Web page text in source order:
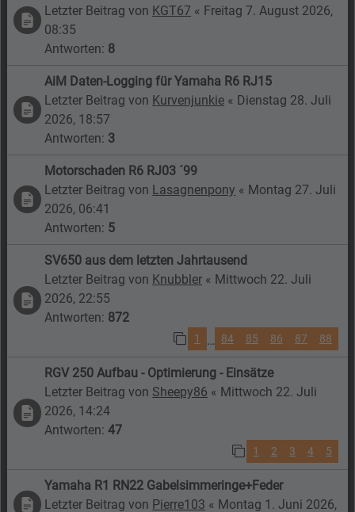
Letzter Beitrag von KGT67 « Freitag 7. August 2026,
08:35
Antworten: 8
AiM Daten-Logging für Yamaha R6 RJ15
Letzter Beitrag von Kurvenjunkie « Dienstag 28. Juli
2026, 18:57
Antworten: 3
Motorschaden R6 RJ03 ´99
Letzter Beitrag von Lasagnenpony « Montag 27. Juli
2026, 06:41
Antworten: 5
SV650 aus dem letzten Jahrtausend
Letzter Beitrag von Knubbler « Mittwoch 22. Juli
2026, 22:55
Antworten: 872
1 … 84 85 86 87 88
RGV 250 Aufbau - Optimierung - Einsätze
Letzter Beitrag von Sheepy86 « Mittwoch 22. Juli
2026, 14:24
Antworten:47
1 2 3 4 5
Yamaha R1 RN22 Gabelsimmeringe+Feder
Letzter Beitrag von Pierre103 « Montag 1. Juni 2026,